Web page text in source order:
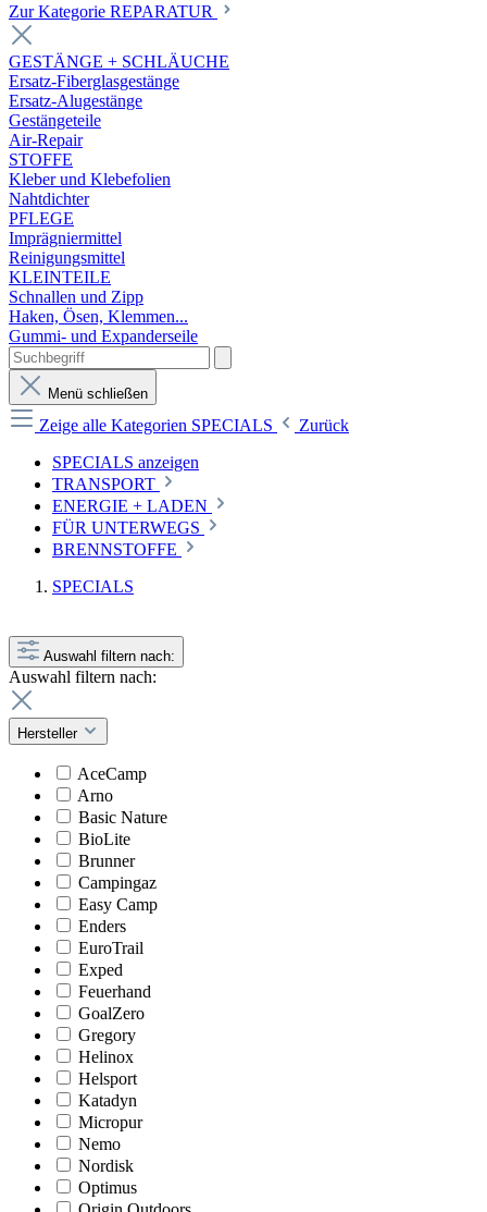
Zur Kategorie REPARATUR
GESTÄNGE + SCHLÄUCHE
Ersatz-Fiberglasgestänge
Ersatz-Alugestänge
Gestängeteile
Air-Repair
STOFFE
Kleber und Klebefolien
Nahtdichter
PFLEGE
Imprägniermittel
Reinigungsmittel
KLEINTEILE
Schnallen und Zipp
Haken, Ösen, Klemmen...
Gummi- und Expanderseile
Menü schließen
Zeige alle Kategorien SPECIALS
Zurück
SPECIALS anzeigen
TRANSPORT
ENERGIE + LADEN
FÜR UNTERWEGS
BRENNSTOFFE
SPECIALS
Auswahl filtern nach:
Auswahl filtern nach:
Hersteller
AceCamp
Arno
Basic Nature
BioLite
Brunner
Campingaz
Easy Camp
Enders
EuroTrail
Exped
Feuerhand
GoalZero
Gregory
Helinox
Helsport
Katadyn
Micropur
Nemo
Nordisk
Optimus